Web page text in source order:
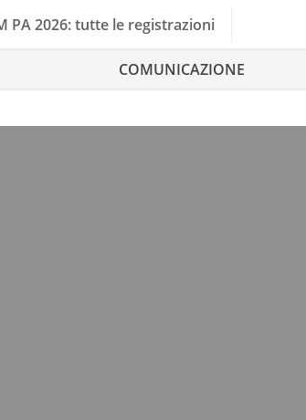
PA 2026: tutte le registrazioni
COMUNICAZIONE